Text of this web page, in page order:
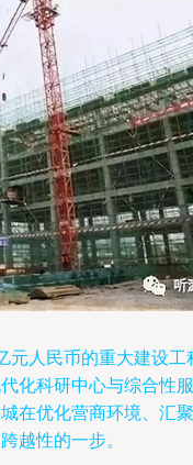
元人民币的重大建设工
化科研中心与综合性服
在优化营商环境、汇聚
越性的一步。